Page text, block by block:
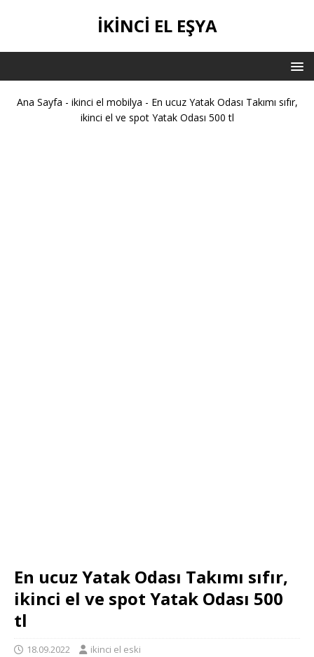
IKINCI EL EŞYA
Ana Sayfa - ikinci el mobilya - En ucuz Yatak Odası Takımı sıfır,
ikinci el ve spot Yatak Odası 500 tl
En ucuz Yatak Odası Takımı sıfır,
ikinci el ve spot Yatak Odası 500
tl
18.09.2022 ikinci el eski